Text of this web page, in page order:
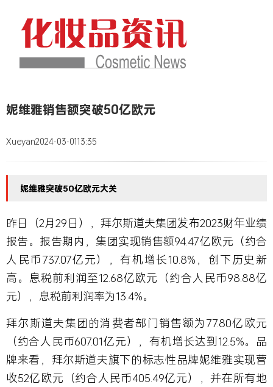
妮维雅销售额突破50亿欧元
Xueyan2024-03-0113:35
妮维雅突破50亿欧元大关
昨日（2月29日），拜尔斯道夫集团发布2023财年业绩
报告。报告期内，集团实现销售额94.47亿欧元（约合
人民币737.07亿元），有机增长10.8%，创下历史新
高。息税前利润至12.68亿欧元（约合人民币98.88亿
元），息税前利润率为13.4%。
拜尔斯道夫集团的消费者部门销售额为77.80亿欧元
（约合人民币607.01亿元），有机增长达到12.5%。品
牌来看，拜尔斯道夫旗下的标志性品牌妮维雅实现营
收52亿欧元（约合人民币405.49亿元），并在所有地